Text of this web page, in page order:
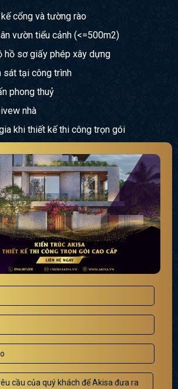
cổng và tường rào
vườn tiểu cảnh (<=500m2)
hồ sơ giấy phép xây dựng
sát tại công trình
phong thuỷ
nhà
khi thiết kế thi công trọn gói